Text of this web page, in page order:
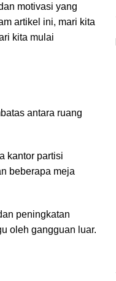
motivasi yang
artikel ini, mari kita
kita mulai
antara ruang
kantor partisi
beberapa meja
peningkatan
oleh gangguan luar.